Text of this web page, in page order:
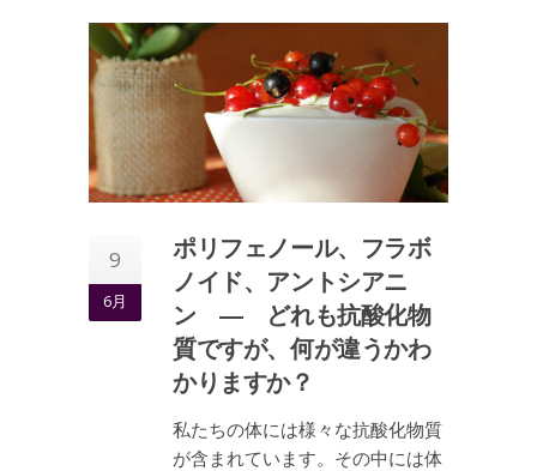
9
6月
ポリフェノール、フラボ
ノイド、アントシアニ
ン ― どれも抗酸化物
質ですが、何が違うかわ
かりますか？
私たちの体には様々な抗酸化物質
が含まれています。その中には体